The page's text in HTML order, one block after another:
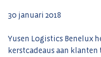
30 januari 2018
Yusen Logistics Benelux
kerstcadeaus aan klanten